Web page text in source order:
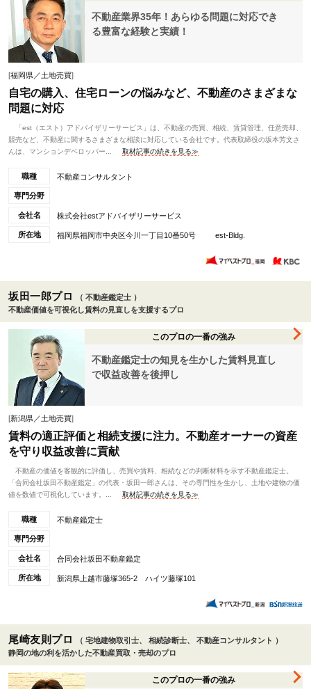
不動産業界35年！あらゆる問題に対応でき
る豊富な経験と実績！
[福岡県／土地売買]
自宅の購入、住宅ローンの悩みなど、不動産のさまざまな
問題に対応
「est（エスト）アドバイザリーサービス」は、不動産の売買、相続、賃貸管理、任意売却、
競売など、不動産に関するさまざまな相談に対応している会社です。代表取締役の坂本芳文さ
んは、マンションデベロッパー...
取材記事の続きを見る≫
職種 不動産コンサルタント
専門分野
会社名 株式会社estアドバイザリーサービス
所在地 福岡県福岡市中央区今川一丁目10番50号 est-Bldg.
坂田一郎プロ
（ 不動産鑑定士 ）
不動産価値を可視化し賃料の見直しを支援するプロ
このプロの一番の強み
不動産鑑定士の知見を生かした賃料見直し
で収益改善を後押し
[新潟県／土地売買]
賃料の適正評価と相続支援に注力。不動産オーナーの資産
を守り収益改善に貢献
不動産の価値を客観的に評価し、売買や賃料、相続などの判断材料を示す不動産鑑定士。
「合同会社坂田不動産鑑定」の代表・坂田一郎さんは、その専門性を生かし、土地や建物の価
値を数値で可視化しています。...
取材記事の続きを見る≫
職種 不動産鑑定士
専門分野
会社名 合同会社坂田不動産鑑定
所在地 新潟県上越市藤塚365-2 ハイツ藤塚101
尾崎友則プロ
（ 宅地建物取引士、 相続診断士、 不動産コンサルタント ）
静岡の地の利を活かした不動産買取・売却のプロ
このプロの一番の強み